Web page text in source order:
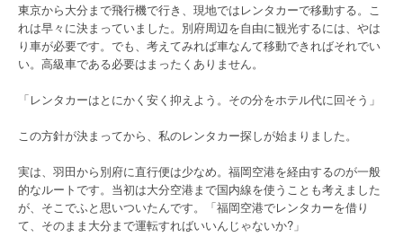
東京から大分まで飛行機で行き、現地ではレンタカーで移動する。こ
れは早々に決まっていました。別府周辺を自由に観光するには、やは
り車が必要です。でも、考えてみれば車なんて移動できればそれでい
い。高級車である必要はまったくありません。
「レンタカーはとにかく安く抑えよう。その分をホテル代に回そう」
この方針が決まってから、私のレンタカー探しが始まりました。
実は、羽田から別府に直行便は少なめ。福岡空港を経由するのが一般
的なルートです。当初は大分空港まで国内線を使うことも考えました
が、そこでふと思いついたんです。「福岡空港でレンタカーを借り
て、そのまま大分まで運転すればいいんじゃないか?」